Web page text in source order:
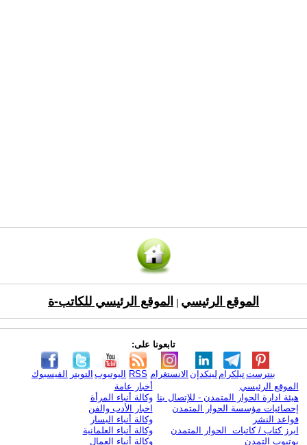
الموقع الرئيسي الموقع الرئيسي للكاتب-ة
تابعونا على:
الفيسبوك التويتر اليوتيوب RSS الانستغرام لينكدإن تيلكرامبنترست
الموقع الرئيسي
هيئة ادارة الحوار المتمدن - للإتصال بنا
إحصائيات مؤسسة الحوار المتمدن
قواعد النشر
ابرز كتاب / كاتبات الحوار المتمدن
يوتيوب التمدن
أخبار عامة
وكالة أنباء المرأة
اخبار الأدب والفن
وكالة أنباء اليسار
وكالة أنباء العلمانية
وكالة أنباء العمال